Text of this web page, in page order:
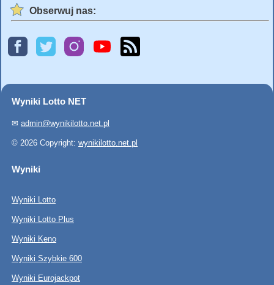
Obserwuj nas:
Wyniki Lotto NET
✉ admin@wynikilotto.net.pl
© 2026 Copyright: wynikilotto.net.pl
Wyniki
Wyniki Lotto
Wyniki Lotto Plus
Wyniki Keno
Wyniki Szybkie 600
Wyniki Eurojackpot